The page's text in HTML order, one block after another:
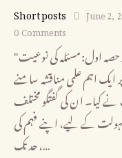
Short posts June 2,
0Comments
"امامت، الہام اور جہاد" تحریکِ سید احمد شہید حصہ اول:مسئلہ کی نوعیت
ایک اہم علمی مناقشہ سامنے
کیا۔ ان کی گفتگو مختلف
کے لیے، اپنے فہم کی
حد تک،…